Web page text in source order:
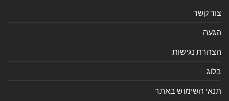
צור קשר
הגעה
הצהרת נגישות
בלוג
תנאי השימוש באתר